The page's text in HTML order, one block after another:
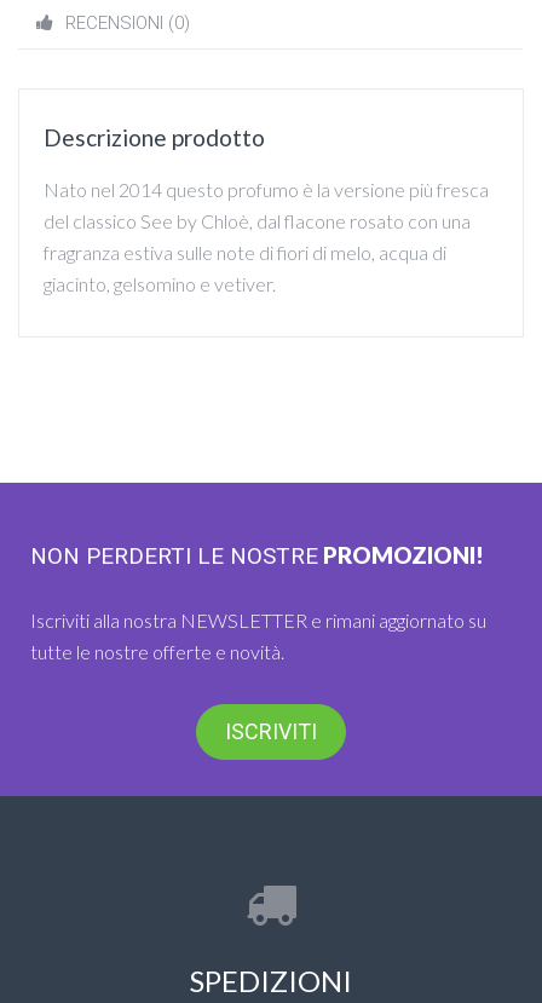
RECENSIONI (0)
Descrizione prodotto
Nato nel 2014 questo profumo è la versione più fresca
del classico See by Chloè, dal flacone rosato con una
fragranza estiva sulle note di fiori di melo, acqua di
giacinto, gelsomino e vetiver.
NON PERDERTI LE NOSTRE PROMOZIONI!
Iscriviti alla nostra NEWSLETTER e rimani aggiornato su
tutte le nostre offerte e novità.
ISCRIVITI
SPEDIZIONI